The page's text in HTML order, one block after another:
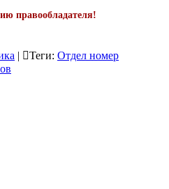
правообладателя!
| Теги: Отдел номер